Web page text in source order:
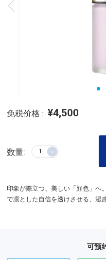
免税价格 : ¥4,500
数量:
印象が際立つ、美しい「顔色」へ
で凛とした自信を透けさせる、湿
可预